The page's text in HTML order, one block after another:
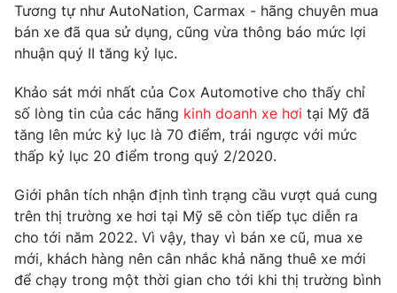
® Cấm sao chép dưới mọi hình thức nếu không có sự chấp
thuận bằng văn bản. Ghi rõ nguồn VTV.vn khi phát hành lại
thông tin từ website này.
Tương tự như AutoNation, Carmax - hãng chuyên mua
bán xe đã qua sử dụng, cũng vừa thông báo mức lợi
nhuận quý II tăng kỷ lục.
Khảo sát mới nhất của Cox Automotive cho thấy chỉ
số lòng tin của các hãng kinh doanh xe hơi tại Mỹ đã
tăng lên mức kỷ lục là 70 điểm, trái ngược với mức
thấp kỷ lục 20 điểm trong quý 2/2020.
Giới phân tích nhận định tình trạng cầu vượt quá cung
trên thị trường xe hơi tại Mỹ sẽ còn tiếp tục diễn ra
cho tới năm 2022. Vì vậy, thay vì bán xe cũ, mua xe
mới, khách hàng nên cân nhắc khả năng thuê xe mới
để chạy trong một thời gian cho tới khi thị trường bình